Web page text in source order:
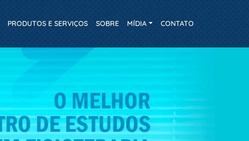
PRODUTOS E SERVIÇOS SOBRE MÍDIA CONTATO